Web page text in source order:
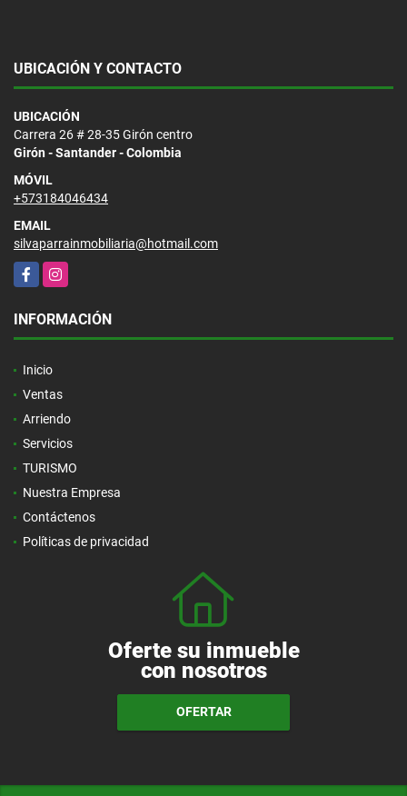
UBICACIÓN Y CONTACTO
UBICACIÓN
Carrera 26 # 28-35 Girón centro
Girón - Santander - Colombia
MÓVIL
+573184046434
EMAIL
silvaparrainmobiliaria@hotmail.com
FacebookInstagram
INFORMACIÓN
Inicio
Ventas
Arriendo
Servicios
TURISMO
Nuestra Empresa
Contáctenos
Políticas de privacidad
Oferte su inmueble
con nosotros
OFERTAR